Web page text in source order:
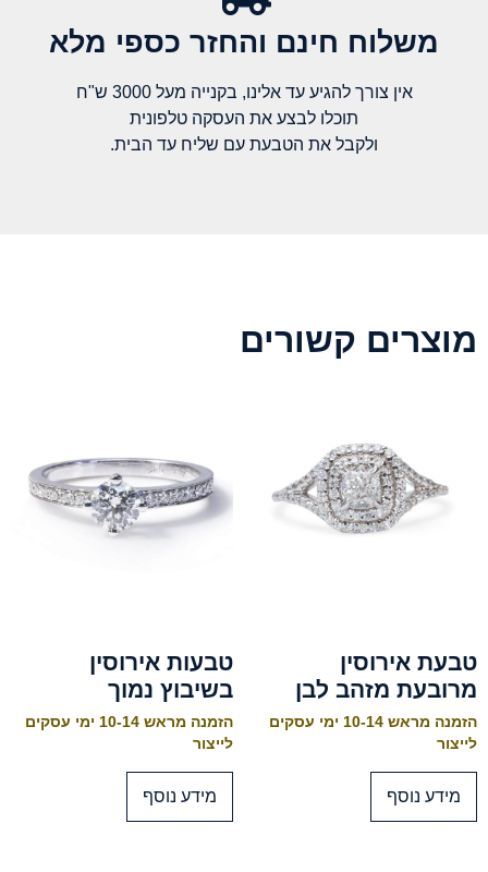
משלוח חינם והחזר כספי מלא​
אין צורך להגיע עד אלינו, בקנייה מעל 3000 ש"ח
תוכלו לבצע את העסקה טלפונית
ולקבל את הטבעת עם שליח עד הבית.
מוצרים קשורים
טבעת אירוסין
מרובעת מזהב לבן
הזמנה מראש 10-14 ימי עסקים
לייצור
מידע נוסף
טבעות אירוסין
בשיבוץ נמוך
הזמנה מראש 10-14 ימי עסקים
לייצור
מידע נוסף